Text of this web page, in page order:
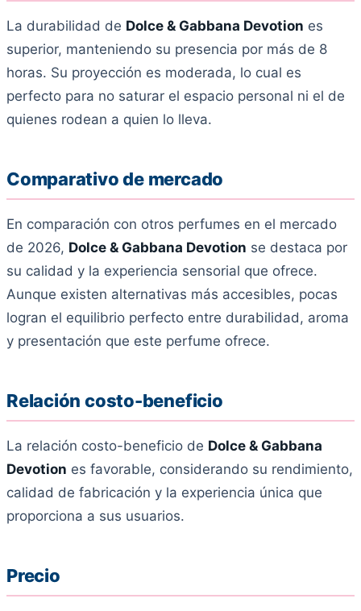
La durabilidad de Dolce & Gabbana Devotion es
superior, manteniendo su presencia por más de 8
horas. Su proyección es moderada, lo cual es
perfecto para no saturar el espacio personal ni el de
quienes rodean a quien lo lleva.
Comparativo de mercado
En comparación con otros perfumes en el mercado
de 2026, Dolce & Gabbana Devotion se destaca por
su calidad y la experiencia sensorial que ofrece.
Aunque existen alternativas más accesibles, pocas
logran el equilibrio perfecto entre durabilidad, aroma
y presentación que este perfume ofrece.
Relación costo-beneficio
La relación costo-beneficio de Dolce & Gabbana
Devotion es favorable, considerando su rendimiento,
calidad de fabricación y la experiencia única que
proporciona a sus usuarios.
Precio